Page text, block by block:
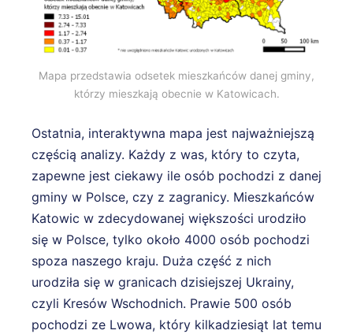
Mapa przedstawia odsetek mieszkańców danej gminy,
którzy mieszkają obecnie w Katowicach.
Ostatnia, interaktywna mapa jest najważniejszą
częścią analizy. Każdy z was, który to czyta,
zapewne jest ciekawy ile osób pochodzi z danej
gminy w Polsce, czy z zagranicy. Mieszkańców
Katowic w zdecydowanej większości urodziło
się w Polsce, tylko około 4000 osób pochodzi
spoza naszego kraju. Duża część z nich
urodziła się w granicach dzisiejszej Ukrainy,
czyli Kresów Wschodnich. Prawie 500 osób
pochodzi ze Lwowa, który kilkadziesiąt lat temu